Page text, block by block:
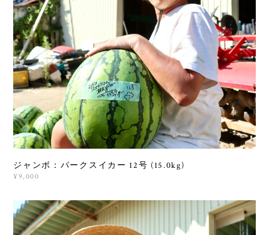
ジャンボ：パークスイカー 12号 (15.0kg)
¥9,000